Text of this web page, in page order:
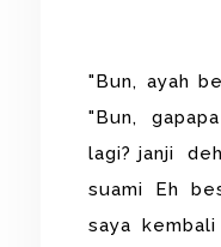
"Bun, ayah
"Bun,
lagi? janji
suami Eh
saya